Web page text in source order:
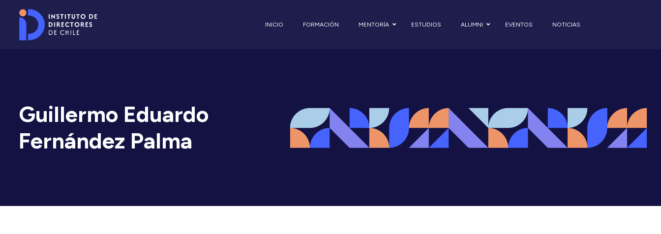
INICIO FORMACIÓN MENTORÍA ESTUDIOS ALUMNI EVENTOS NOTICIAS
Guillermo Eduardo
Fernández Palma